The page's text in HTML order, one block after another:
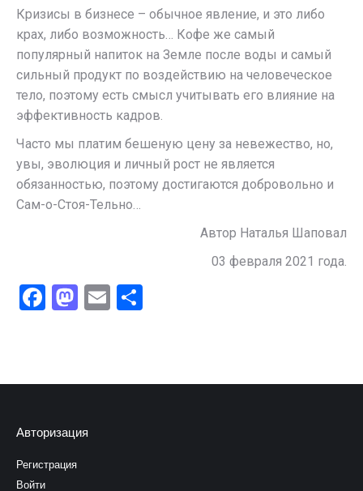
Кризисы в бизнесе – обычное явление, и это либо
крах, либо возможность… Кофе же самый
популярный напиток на Земле после воды и самый
сильный продукт по воздействию на человеческое
тело, поэтому есть смысл учитывать его влияние на
эффективность кадров.
Часто мы платим бешеную цену за невежество, но,
увы, эволюция и личный рост не является
обязанностью, поэтому достигаются добровольно и
Сам-о-Стоя-Тельно…
Автор Наталья Шаповал
03 февраля 2021 года.
Facebook
Mastodon
Email
Авторизация
Регистрация
Войти